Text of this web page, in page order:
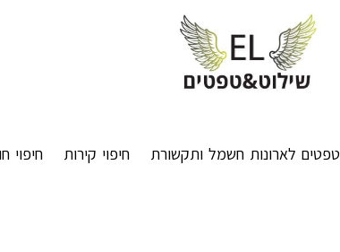
טפטים לארונות חשמל ותקשורת חיפוי קירות חיפוי